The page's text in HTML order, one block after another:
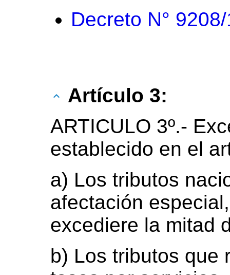
Decreto N°
Artículo 3:
ARTICULO 3º.-
establecido en el
a) Los tributos
afectación
excediere la mitad
b) Los tributos que